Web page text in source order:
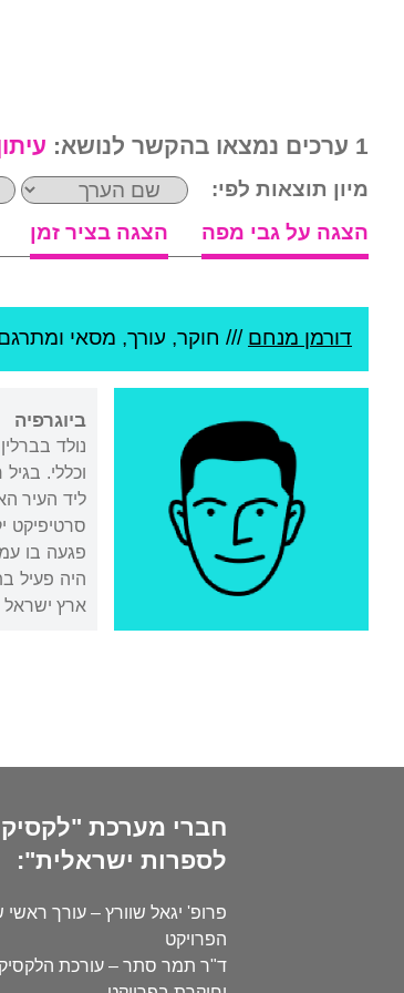
1 ערכים נמצאו בהקשר לנושא:
מיון תוצאות לפי:
הצגה על גבי מפה
הצגה בציר זמן
דורמן מנחם /// חוקר, עורך, מסאי
ביוגרפיה
נולד
פגעה בו
היה פעיל
ארץ ישראל
חברי מערכת
לספרות ישראלית":
פרופ' יגאל שוורץ – עורך ראשי
הפרויקט
ד"ר תמר סתר – עורכת